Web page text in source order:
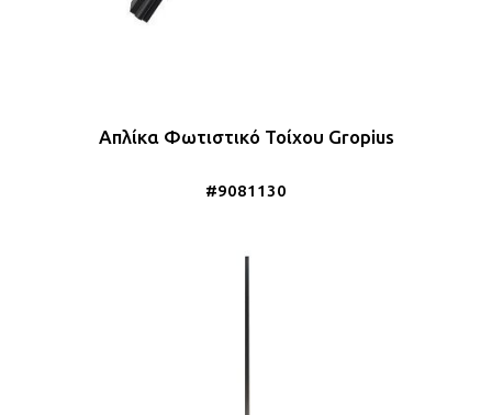
Απλίκα Φωτιστικό Τοίχου Gropius
#9081130